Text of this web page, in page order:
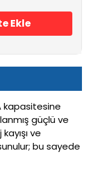
Ekle
kapasitesine
güçlü ve
ve
bu sayede